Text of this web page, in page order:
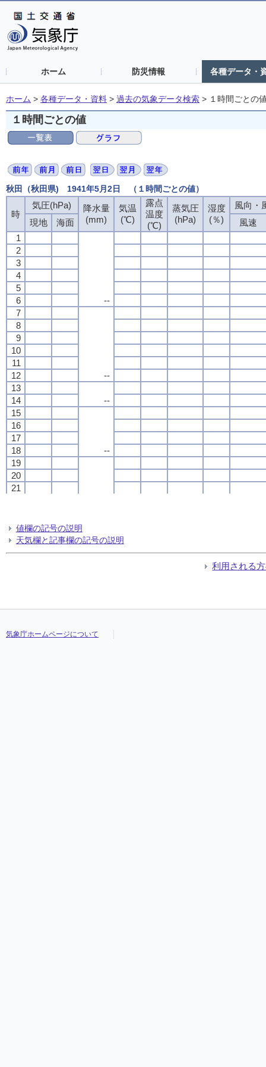
ホーム 防災情報 各種データ・
ホーム > 各種データ・資料 > 過去の気象データ検索 > １時間ごとの
１時間ごとの値
秋田（秋田県) 1941年5月2日 （１時間ごとの値）
時
気圧(hPa)
降水量
(mm)
気温
(℃)
露点
温度
(℃)
蒸気圧
(hPa)
湿度
(％)
風向・
現地
海面
風速
1
--
2
3
4
5
6
7
--
8
9
10
11
12
13
--
14
15
--
16
17
18
19
20
21
24
時
気圧(hPa)
降水量
(mm)
気温
(℃)
露点
温度
(℃)
蒸気圧
(hPa)
湿度
(％)
風向・
現地
海面
風速
1
--
2
3
4
5
6
7
--
8
9
10
11
12
13
--
14
15
--
16
17
18
19
20
21
24
時
気圧(hPa)
降水量
(mm)
気温
(℃)
露点
温度
(℃)
蒸気圧
(hPa)
湿度
(％)
風向・
現地
海面
風速
1
--
2
3
4
5
6
7
--
8
9
10
11
12
13
--
14
15
--
16
17
18
19
20
21
24
時
気圧(hPa)
降水量
(mm)
気温
(℃)
露点
温度
(℃)
蒸気圧
(hPa)
湿度
(％)
風向・
現地
海面
風速
1
--
2
3
4
5
6
7
--
8
9
10
11
12
13
--
14
15
--
16
17
18
19
20
21
24
値欄の記号の説明
天気欄と記事欄の記号の説明
利用される
気象庁ホームページについて